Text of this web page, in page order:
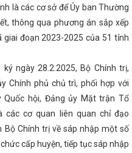
động triển khai các biện
hành cùng Hà Tĩnh trong
kinh doanh nhờ ứng dụng
Hà Tĩnh phấn đấu thành lập mới
hiệu Hà Tĩnh tại Hội chợ Mùa
quốc từ 01/6/2026
công Đại hội Chi đoàn Sở Công
nghiệp nông thôn tiêu biểu
8 nâng cấp Hiệp định Thương
tâm Điều độ Hệ thống điện
trình “Tết sum vầy – Xuân chia
viên, người lao động
Công
Gần 100 sản phẩm đặc
BÁO CHÍ VỀ HỘI NGHỊ TRỰC
là các cơ sở để Ủy ban Thường
thông qua phương án sắp xếp
giai đoạn 2023-2025 của 51 tỉnh
ngày 28.2.2025, Bộ Chính trị,
Chính phủ chủ trì, phối hợp với
Quốc hội, Đảng ủy Mặt trận Tổ
các cơ quan liên quan chỉ đạo
Chính trị về sáp nhập một số
cấp huyện, tiếp tục sáp nhập